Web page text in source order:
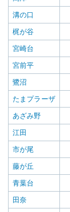
溝の口
梶が谷
宮崎台
宮前平
鷺沼
たまプラーザ
あざみ野
江田
市が尾
藤が丘
青葉台
田奈